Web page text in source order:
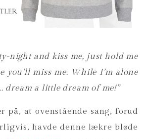
night and kiss me, just hold me
you’ll miss me. While I’m alone
dream a little dream of me!”
på, at ovenstående sang, forud
havde denne lækre bløde